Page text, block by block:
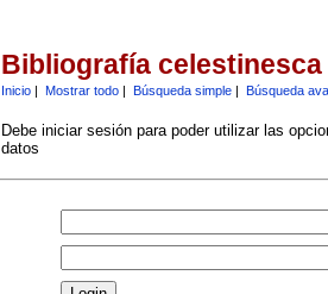
Bibliografía celestinesca
Inicio| Mostrar todo| Búsqueda simple| Búsqueda
Debe iniciar sesión para poder utilizar las
datos